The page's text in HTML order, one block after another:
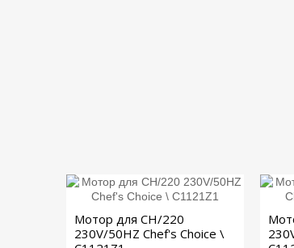
Мотор для CH/220
230V/50HZ Chef's Choice \